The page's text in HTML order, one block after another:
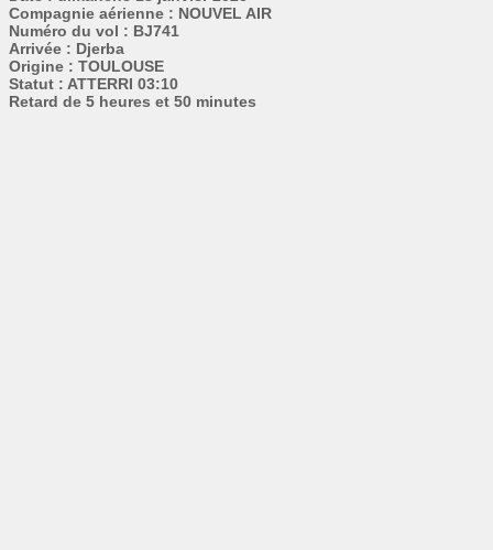
Compagnie aérienne : NOUVEL AIR
Numéro du vol : BJ741
Arrivée : Djerba
Origine : TOULOUSE
Statut : ATTERRI 03:10
Retard de 5 heures et 50 minutes